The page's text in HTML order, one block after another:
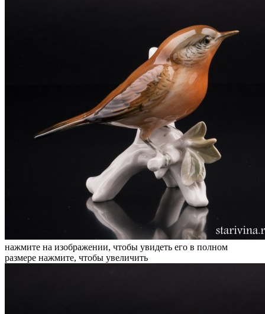
нажмите на изображении, чтобы увидеть его в полном
размере нажмите, чтобы увеличить